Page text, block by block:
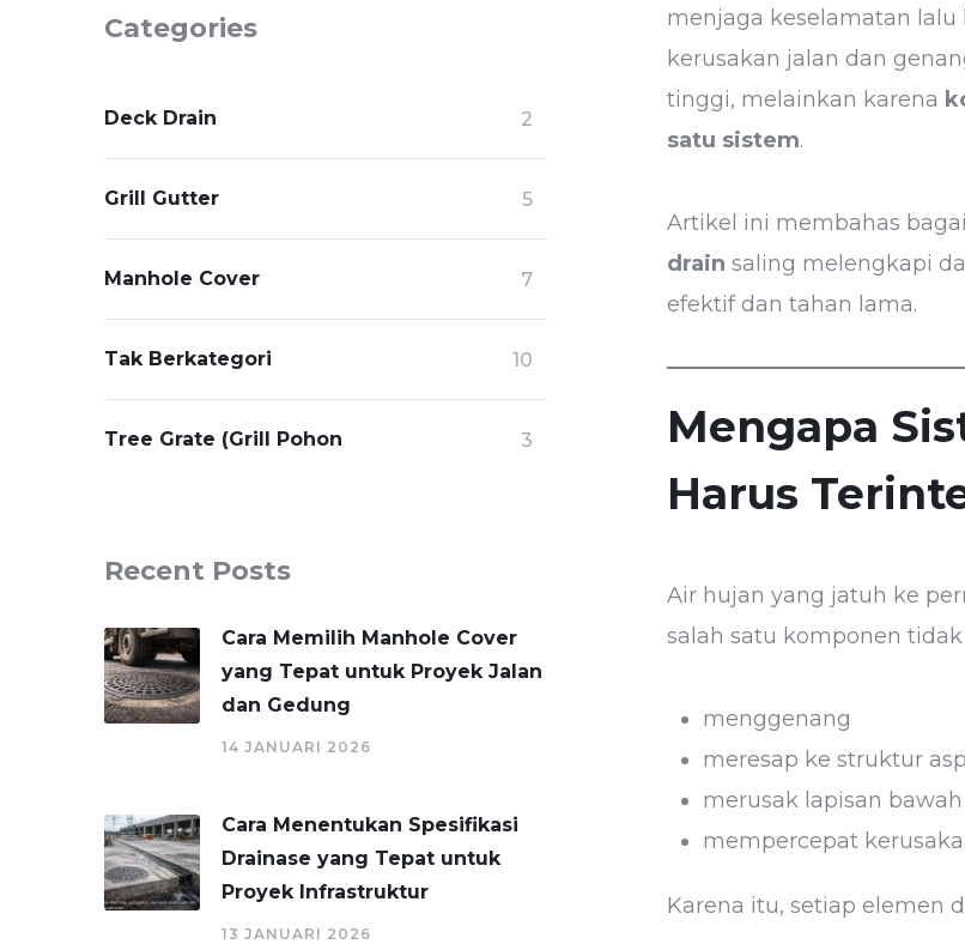
menjaga keselamatan
kerusakan jalan dan
tinggi, melainkan karena
satu sistem.
Artikel ini membahas
drain saling melengkapi
efektif dan tahan lama.
Mengapa
Harus
Air hujan yang jatuh ke
salah satu komponen
menggenang
meresap ke struktur
merusak lapisan bawah
mempercepat
Karena itu, setiap elemen
Categories
Deck Drain 2
Grill Gutter 5
Manhole Cover 7
Tak Berkategori 10
Tree Grate (Grill Pohon 3
Recent Posts
Cara Memilih Manhole Cover
yang Tepat untuk Proyek Jalan
dan Gedung
14 JANUARI 2026
Cara Menentukan Spesifikasi
Drainase yang Tepat untuk
Proyek Infrastruktur
13 JANUARI 2026